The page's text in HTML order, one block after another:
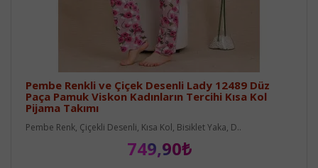
Pembe Renkli ve Çiçek Desenli Lady 12489 Düz
Paça Pamuk Viskon Kadınların Tercihi Kısa Kol
Pijama Takımı
Pembe Renk, Çiçekli Desenli, Kısa Kol, Bisiklet Yaka, D..
749,90₺